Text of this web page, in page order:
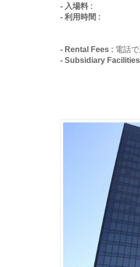
- 入場料 :
- 利用時間 :
- Rental Fees : 電話
- Subsidiary